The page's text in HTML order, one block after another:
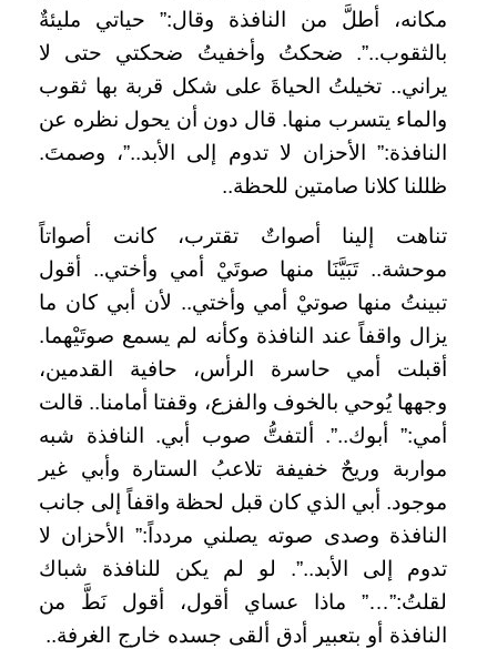
مكانه، أطلَّ من النافذة وقال:” حياتي مليئةٌ
بالثقوب..”. ضحكتُ وأخفيتُ ضحكتي حتى لا
يراني.. تخيلتُ الحياةَ على شكل قربة بها ثقوب
والماء يتسرب منها. قال دون أن يحول نظره عن
النافذة:” الأحزان لا تدوم إلى الأبد..”، وصمتَ.
ظللنا كلانا صامتين للحظة..
تناهت إلينا أصواتٌ تقترب، كانت أصواتاً
موحشة.. تَبَيَّنَا منها صوتَيْ أمي وأختي.. أقول
تبينتُ منها صوتيْ أمي وأختي.. لأن أبي كان ما
يزال واقفاً عند النافذة وكأنه لم يسمع صوتَيْهما.
أقبلت أمي حاسرة الرأس، حافية القدمين،
وجهها يُوحي بالخوف والفزع، وقفتا أمامنا.. قالت
أمي:” أبوك..”. ألتفتُّ صوب أبي. النافذة شبه
مواربة وريحٌ خفيفة تلاعبُ الستارة وأبي غير
موجود. أبي الذي كان قبل لحظة واقفاً إلى جانب
النافذة وصدى صوته يصلني مردداً:” الأحزان لا
تدوم إلى الأبد..”. لو لم يكن للنافذة شباك
لقلتُ:”…” ماذا عساي أقول، أقول نَطَّ من
النافذة أو بتعبير أدق ألقى جسده خارج الغرفة..